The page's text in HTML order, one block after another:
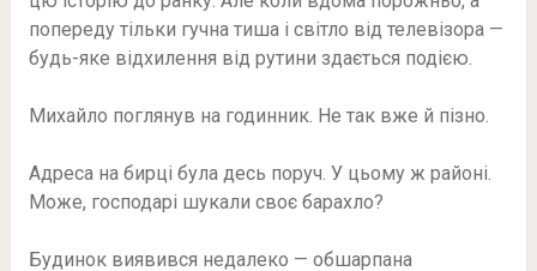
попереду тільки гучна тиша і світло від телевізора —
будь-яке відхилення від рутини здається подією.
Михайло поглянув на годинник. Не так вже й пізно.
Адреса на бирці була десь поруч. У цьому ж районі.
Може, господарі шукали своє барахло?
Будинок виявився недалеко — обшарпана